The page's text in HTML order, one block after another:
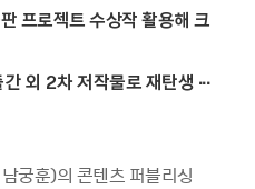
프로젝트 수상작 활용해 크
외 2차 저작물로 재탄생 ∙∙∙
훈)의 콘텐츠 퍼블리싱